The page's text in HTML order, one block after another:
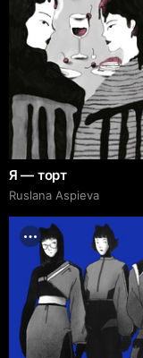
Я — торт
Ruslana Aspieva